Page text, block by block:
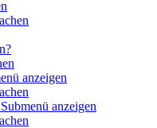
anzeigen
Submenü anzeigen